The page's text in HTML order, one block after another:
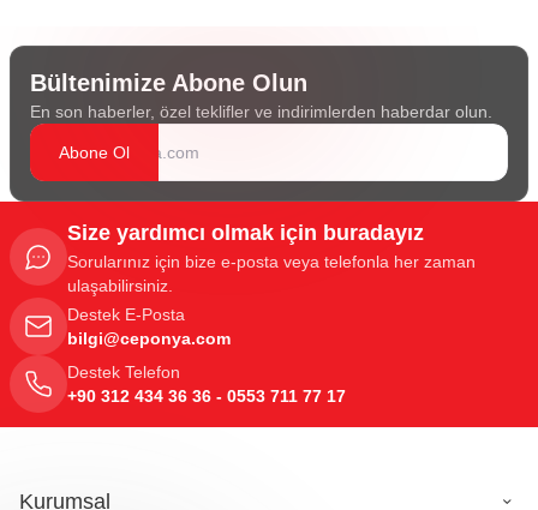
Bültenimize Abone Olun
En son haberler, özel teklifler ve indirimlerden haberdar olun.
Abone Ol
Size yardımcı olmak için buradayız
Sorularınız için bize e-posta veya telefonla her zaman
ulaşabilirsiniz.
Destek E-Posta
bilgi@ceponya.com
Destek Telefon
+90 312 434 36 36 - 0553 711 77 17
Kurumsal